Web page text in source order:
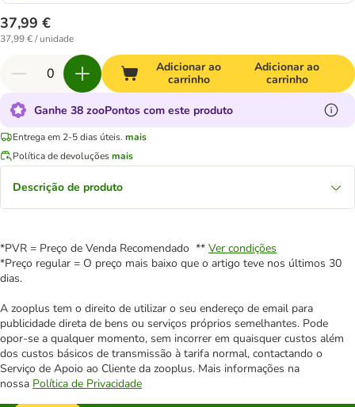
37,99 €
37,99 € / unidade
Adicionar ao
carrinho
Adicionar ao
carrinho
Ganhe 38 zooPontos com este produto
Entrega em 2-5 dias úteis. mais
Política de devoluçõesmais
Descrição de produto
*PVR = Preço de Venda Recomendado ** Ver condições
*Preço regular = O preço mais baixo que o artigo teve nos últimos 30
dias.
A zooplus tem o direito de utilizar o seu endereço de email para
publicidade direta de bens ou serviços próprios semelhantes. Pode
opor-se a qualquer momento, sem incorrer em quaisquer custos além
dos custos básicos de transmissão à tarifa normal, contactando o
Serviço de Apoio ao Cliente da zooplus. Mais informações na
nossa Política de Privacidade